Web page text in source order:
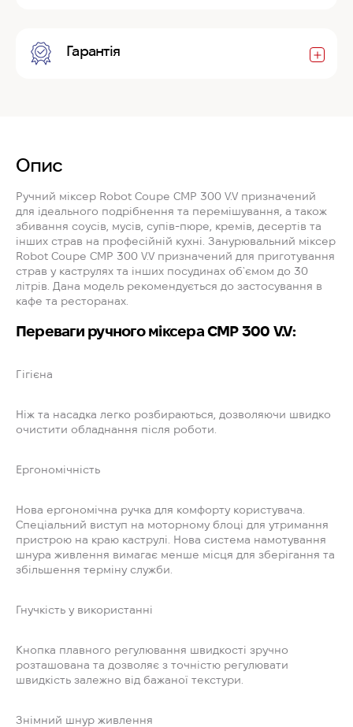
Гарантія
Опис
Ручний міксер Robot Coupe CMP 300 V.V призначений
для ідеального подрібнення та перемішування, а також
збивання соусів, мусів, супів-пюре, кремів, десертів та
інших страв на професійній кухні. Занурювальний міксер
Robot Coupe CMP 300 V.V призначений для приготування
страв у каструлях та інших посудинах об`ємом до 30
літрів. Дана модель рекомендується до застосування в
кафе та ресторанах.
Переваги ручного міксера CMP 300 V.V:
Гігієна
Ніж та насадка легко розбираються, дозволяючи швидко
очистити обладнання після роботи.
Ергономічність
Нова ергономічна ручка для комфорту користувача.
Спеціальний виступ на моторному блоці для утримання
пристрою на краю каструлі. Нова система намотування
шнура живлення вимагає менше місця для зберігання та
збільшення терміну служби.
Гнучкість у використанні
Кнопка плавного регулювання швидкості зручно
розташована та дозволяє з точністю регулювати
швидкість залежно від бажаної текстури.
Знімний шнур живлення